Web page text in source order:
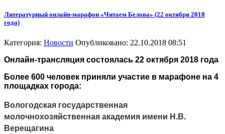
Литературный онлайн-марафон «Читаем Белова» (22 октября 2018
года)
Категория: Новости Опубликовано: 22.10.2018 08:51
Онлайн-трансляция состоялась 22 октября 2018 года
Более 600 человек приняли участие в марафоне на 4
площадках города:
Вологодская государственная
молочнохозяйственная академия имени Н.В.
Верещагина